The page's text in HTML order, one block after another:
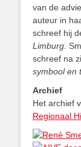
van de
auteur in
schreef hij
Limburg .
schreef na
symbool en
Archief
Het archief
Regionaal